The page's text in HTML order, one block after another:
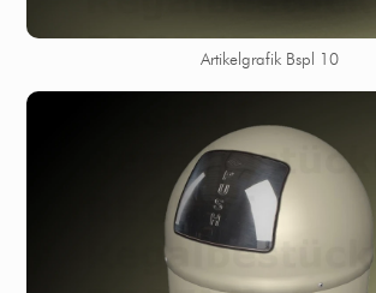
Artikelgrafik Bspl 10